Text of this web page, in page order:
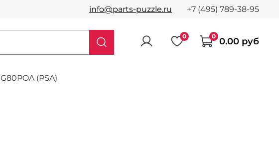
info@parts-puzzle.ru +7 (495) 789-38-95
0 0 0.00 руб
G80POA (PSA)